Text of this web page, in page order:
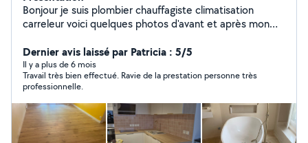
Bonjour je suis plombier chauffagiste climatisation
carreleur voici quelques photos d'avant et après mon
peux réaliser chez vous je peux intervenir chez vous et
réaliser les changements que vous souhaitez que ça soit
en plomberie, faïence, carrelage ou même petit
dépannage montage des meubles n'hésitez pas à faire
appel à moi je suis joignable par message je travaille à
montpellier et ses alentour
Dernier avis laissé par Patricia : 5/5
Il y a plus de 6 mois
Travail très bien effectué. Ravie de la prestation personne très
professionnelle.